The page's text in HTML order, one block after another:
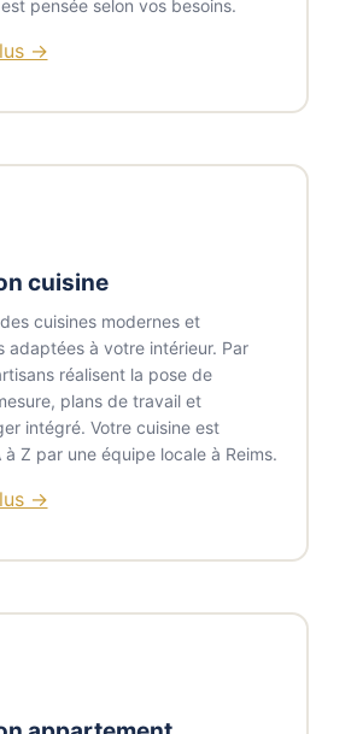
pensée selon vos besoins.
→
cuisine
cuisines modernes et
adaptées à votre intérieur. Par
réalisent la pose de
plans de travail et
intégré. Votre cuisine est
à Z par une équipe locale à Reims.
→